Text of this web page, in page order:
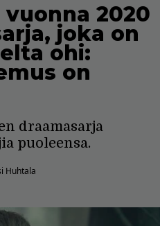
2020
joka on
ohi:
on
draamasarja
puoleensa.
Huhtala